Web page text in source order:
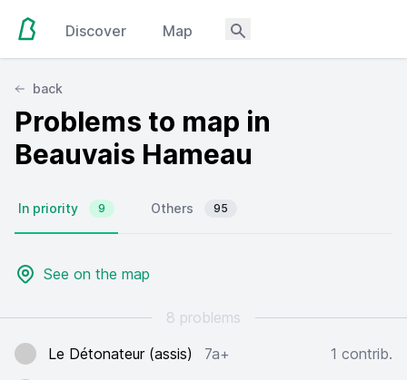
Discover Map
back
Problems to map in
Beauvais Hameau
In priority 9 Others 95
See on the map
8 problems
Le Détonateur (assis)
7a+
1 contrib.